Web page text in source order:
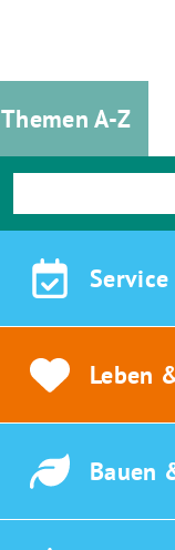
Themen A-Z
Leben
Bauen